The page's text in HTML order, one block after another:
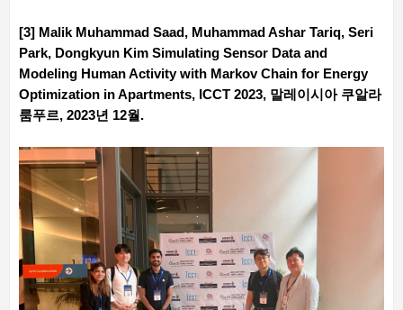
[3] Malik Muhammad Saad, Muhammad Ashar Tariq, Seri
Park, Dongkyun Kim Simulating Sensor Data and
Modeling Human Activity with Markov Chain for Energy
Optimization in Apartments, ICCT 2023, 말레이시아 쿠알라
룸푸르, 2023년 12월.